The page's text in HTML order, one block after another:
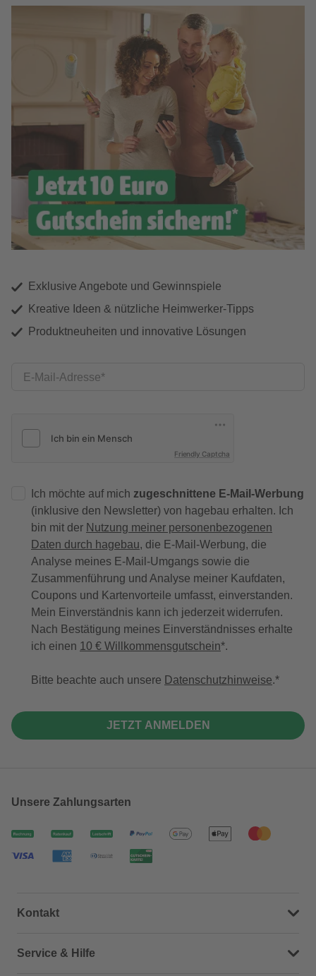
Exklusive Angebote und Gewinnspiele
Kreative Ideen & nützliche Heimwerker-Tipps
Produktneuheiten und innovative Lösungen
E-Mail-Adresse
Friendly Captcha
Ich möchte auf mich zugeschnittene E-Mail-Werbung
(inklusive den Newsletter) von hagebau erhalten. Ich
bin mit der Nutzung meiner personenbezogenen
Daten durch hagebau, die E-Mail-Werbung, die
Analyse meines E-Mail-Umgangs sowie die
Zusammenführung und Analyse meiner Kaufdaten,
Coupons und Kartenvorteile umfasst, einverstanden.
Mein Einverständnis kann ich jederzeit widerrufen.
Nach Bestätigung meines Einverständnisses erhalte
ich einen 10 € Willkommensgutschein*.
Bitte beachte auch unsere Datenschutzhinweise.
JETZT ANMELDEN
Unsere Zahlungsarten
Kontakt
Dein Kontakt zu uns
Service & Hilfe